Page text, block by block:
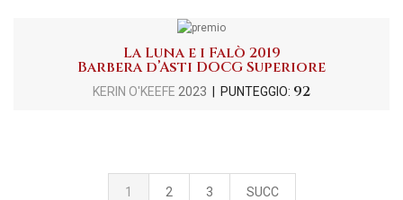
La Luna e i Falò 2019
Barbera d’Asti DOCG Superiore
KERIN O'KEEFE 2023 | PUNTEGGIO: 92
1 2 3 SUCC